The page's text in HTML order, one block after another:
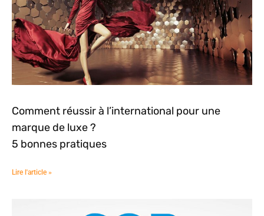
Comment réussir à l’international pour une
marque de luxe ?
5 bonnes pratiques
Lire l'article »